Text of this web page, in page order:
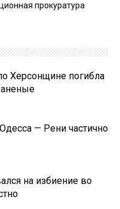
прокуратура
Херсонщине погибла
— Рени частично
на избиение во